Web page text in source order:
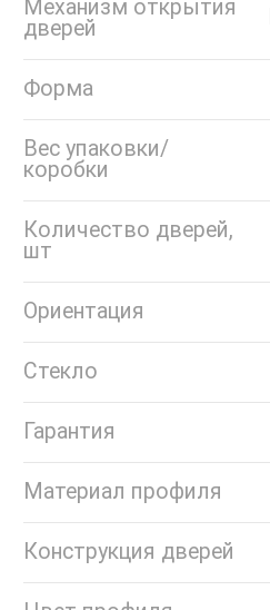
Механизм открытия
дверей
Форма
Вес упаковки/
коробки
Количество дверей,
шт
Ориентация
Стекло
Гарантия
Материал профиля
Конструкция дверей